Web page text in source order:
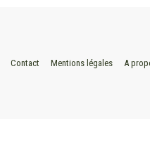
Contact Mentions légales A